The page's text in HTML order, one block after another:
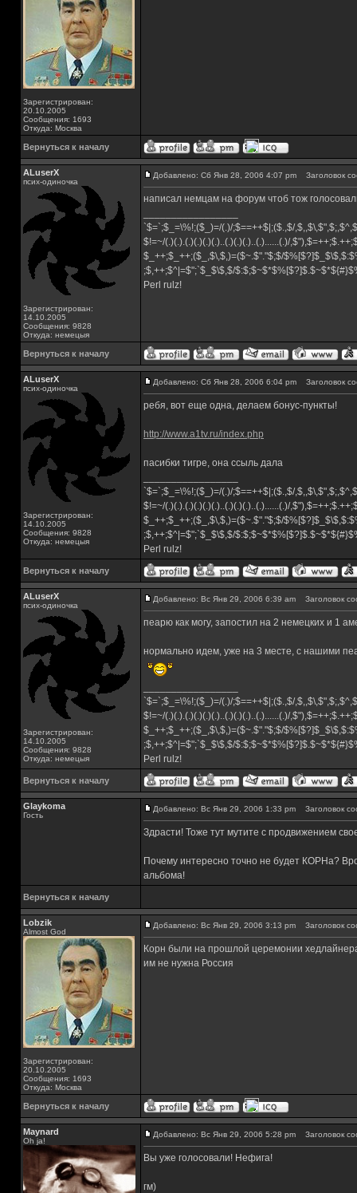
Зарегистрирован:
20.10.2005
Сообщения: 1693
Откуда: Москва
Вернуться к началу
ALuserX
псих-одиночка
Зарегистрирован:
14.10.2005
Сообщения: 9828
Откуда: немецыя
Добавлено: Сб Янв 28, 2006 4:07 pm Заголовок
написал немцам на форум чтоб тож
`$=`;$_=\%!;($_)=/(.)/;$==++$|;($.,$/
$!=~/(.)(.).(.)(.)(.)(.)..(.)(.)(.)..(.)......(.)/
$_++;$_++;($_,$\,$,)=($~.$"."$;$/
;$,++;$^|=$";`$_$\$,$/
Perl rulz!
Вернуться к началу
ALuserX
псих-одиночка
Зарегистрирован:
14.10.2005
Сообщения: 9828
Откуда: немецыя
Добавлено: Сб Янв 28, 2006 6:04 pm Заголовок
ребя, вот еще одна, делаем бонус-пункты!
http://www.a1tv.ru/index.php
пасибки тигре, она ссыль дала
`$=`;$_=\%!;($_)=/(.)/;$==++$|;($.,$/
$!=~/(.)(.).(.)(.)(.)(.)..(.)(.)(.)..(.)......(.)/
$_++;$_++;($_,$\,$,)=($~.$"."$;$/
;$,++;$^|=$";`$_$\$,$/
Perl rulz!
Вернуться к началу
ALuserX
псих-одиночка
Зарегистрирован:
14.10.2005
Сообщения: 9828
Откуда: немецыя
Добавлено: Вс Янв 29, 2006 6:39 am Заголовок
пеарю как могу, запостил на 2 немецких и 1
нормально идем, уже на 3 месте, с нашими
`$=`;$_=\%!;($_)=/(.)/;$==++$|;($.,$/
$!=~/(.)(.).(.)(.)(.)(.)..(.)(.)(.)..(.)......(.)/
$_++;$_++;($_,$\,$,)=($~.$"."$;$/
;$,++;$^|=$";`$_$\$,$/
Perl rulz!
Вернуться к началу
Glaykoma
Гость
Добавлено: Вс Янв 29, 2006 1:33 pm Заголовок
Здрасти! Тоже тут мутите с продвижением
Почему интересно точно не будет КОРНа?
альбома!
Вернуться к началу
Lobzik
Almost God
Зарегистрирован:
20.10.2005
Сообщения: 1693
Откуда: Москва
Добавлено: Вс Янв 29, 2006 3:13 pm Заголовок
Корн были на прошлой церемонии
им не нужна Россия
Вернуться к началу
Maynard
Oh ja!
Добавлено: Вс Янв 29, 2006 5:28 pm Заголовок
Вы уже голосовали! Нефига!
гм)